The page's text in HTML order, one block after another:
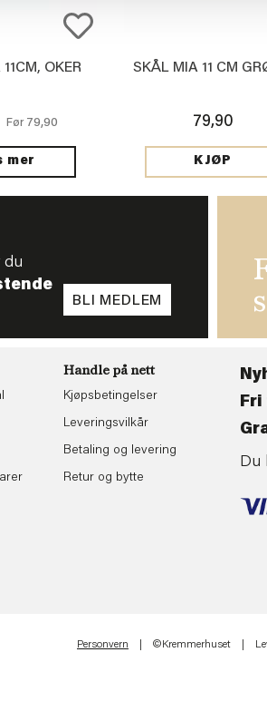
OKER
Før 79,90
mer
SKÅL MIA 11 CM
79,90
KJØP
du
BLI MEDLEM
Handle på nett
Kjøpsbetingelser
Leveringsvilkår
Betaling og levering
Retur og bytte
Fri
Du
Personvern | ©Kremmerhuset |